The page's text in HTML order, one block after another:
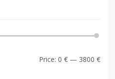
Min
Max
Price: 0 € — 3800 €